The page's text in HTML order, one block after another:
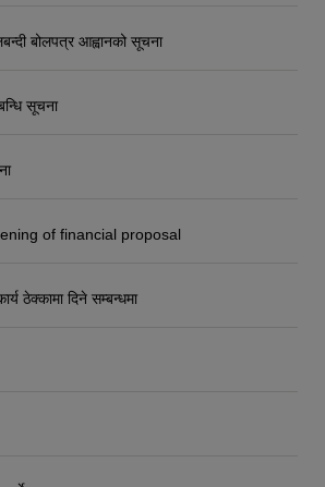
बोलपत्र आह्वानको सूचना
सूचना
of financial proposal
ठेक्कामा दिने सम्बन्धमा